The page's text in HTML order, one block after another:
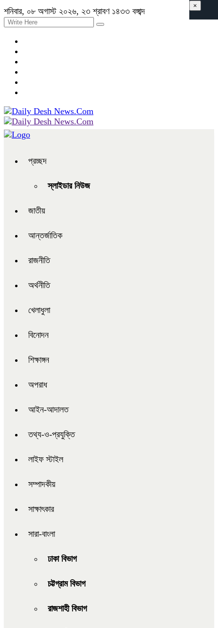
শনিবার, ০৮ অগাস্ট ২০২৬, ২৩ শ্রাবণ ১৪৩৩ বঙ্গাব্দ
প্রচ্ছদ
স্লাইডার নিউজ
জাতীয়
আন্তর্জাতিক
রাজনীতি
অর্থনীতি
খেলাধুলা
বিনোদন
শিক্ষাঙ্গন
অপরাধ
আইন-আদালত
তথ্য-ও-প্রযুক্তি
লাইফ স্টাইল
সম্পাদকীয়
সাক্ষাৎকার
সারা-বাংলা
ঢাকা বিভাগ
চট্টগ্রাম বিভাগ
রাজশাহী বিভাগ
×